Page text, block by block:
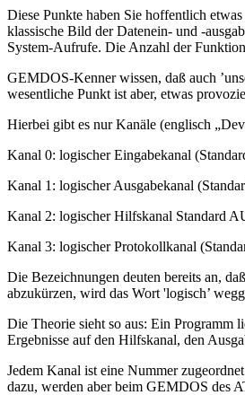
Diese Punkte haben Sie hoffentlich
klassische Bild der Datenein- und -
System-Aufrufe. Die Anzahl der
GEMDOS-Kenner wissen, daß auch
wesentliche Punkt ist aber, etwas
Hierbei gibt es nur Kanäle (englisch
Kanal 0: logischer Eingabekanal
Kanal 1: logischer Ausgabekanal
Kanal 2: logischer Hilfskanal Standard
Kanal 3: logischer Protokollkanal
Die Bezeichnungen deuten bereits an,
abzukürzen, wird das Wort 'logisch’
Die Theorie sieht so aus: Ein Programm
Ergebnisse auf den Hilfskanal, den
Jedem Kanal ist eine Nummer
dazu, werden aber beim GEMDOS des